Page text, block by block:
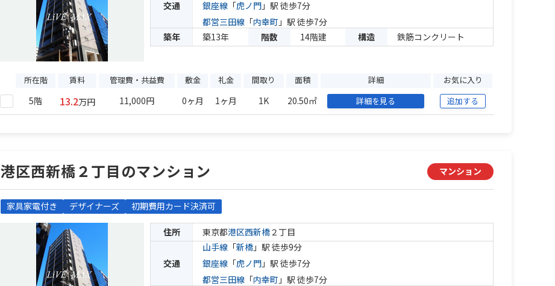
交通
銀座線 「虎ノ門 」駅 徒歩7分
都営三田線 「内幸町 」駅 徒歩7分
築年
築13年 階数 14階建 構造 鉄筋コンクリート
所在階 賃料 管理費・共益費 敷金 礼金 間取り 面積 詳細 お気に入り
5階 13.2万円 11,000円 0ヶ月 1ヶ月 1K 20.50㎡ 詳細を見る 追加する
港区西新橋２丁目のマンション マンション
家具家電付き デザイナーズ 初期費用カード決済可
住所 東京都港区西新橋２丁目
交通
山手線 「新橋 」駅 徒歩9分
銀座線 「虎ノ門 」駅 徒歩7分
都営三田線 「内幸町 」駅 徒歩7分